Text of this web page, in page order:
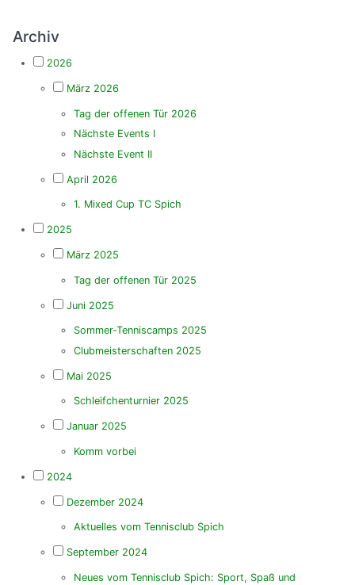
Archiv
2026
März 2026
Tag der offenen Tür 2026
Nächste Events I
Nächste Event II
April 2026
1. Mixed Cup TC Spich
2025
März 2025
Tag der offenen Tür 2025
Juni 2025
Sommer-Tenniscamps 2025
Clubmeisterschaften 2025
Mai 2025
Schleifchenturnier 2025
Januar 2025
Komm vorbei
2024
Dezember 2024
Aktuelles vom Tennisclub Spich
September 2024
Neues vom Tennisclub Spich: Sport, Spaß und